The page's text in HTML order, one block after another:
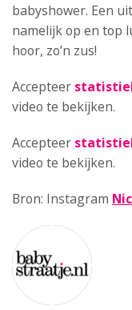
babyshower. Een
namelijk op en top
hoor, zo’n zus!
Accepteer
video te bekijken.
Accepteer
video te bekijken.
Bron: Instagram